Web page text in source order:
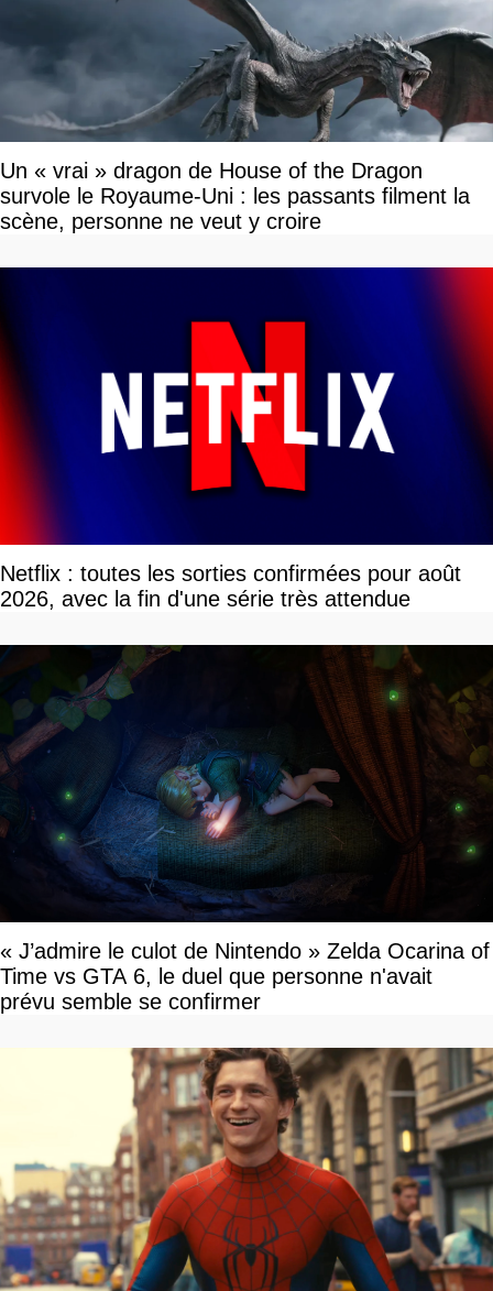
Un « vrai » dragon de House of the Dragon
survole le Royaume-Uni : les passants filment la
scène, personne ne veut y croire
Netflix : toutes les sorties confirmées pour août
2026, avec la fin d'une série très attendue
« J’admire le culot de Nintendo » Zelda Ocarina of
Time vs GTA 6, le duel que personne n'avait
prévu semble se confirmer